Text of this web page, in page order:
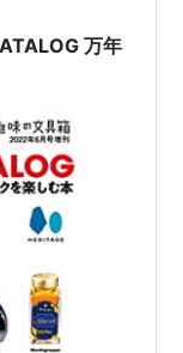
は春のペン祭
ールをやるみ
…
万年